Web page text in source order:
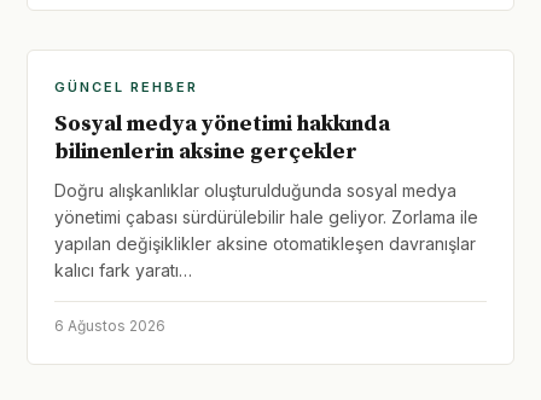
GÜNCEL REHBER
Sosyal medya yönetimi hakkında
bilinenlerin aksine gerçekler
Doğru alışkanlıklar oluşturulduğunda sosyal medya
yönetimi çabası sürdürülebilir hale geliyor. Zorlama ile
yapılan değişiklikler aksine otomatikleşen davranışlar
kalıcı fark yaratı…
6 Ağustos 2026